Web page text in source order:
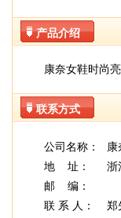
产品介绍
康奈女鞋时尚
联系方式
公司名称：
康
地 址：
浙
邮 编：
联 系 人：
郑